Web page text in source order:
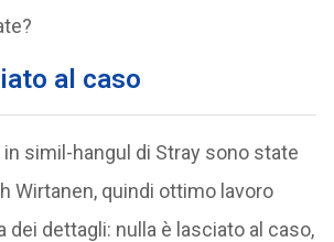
al caso
simil-hangul di Stray sono state
Wirtanen, quindi ottimo lavoro
dei dettagli: nulla è lasciato al caso,